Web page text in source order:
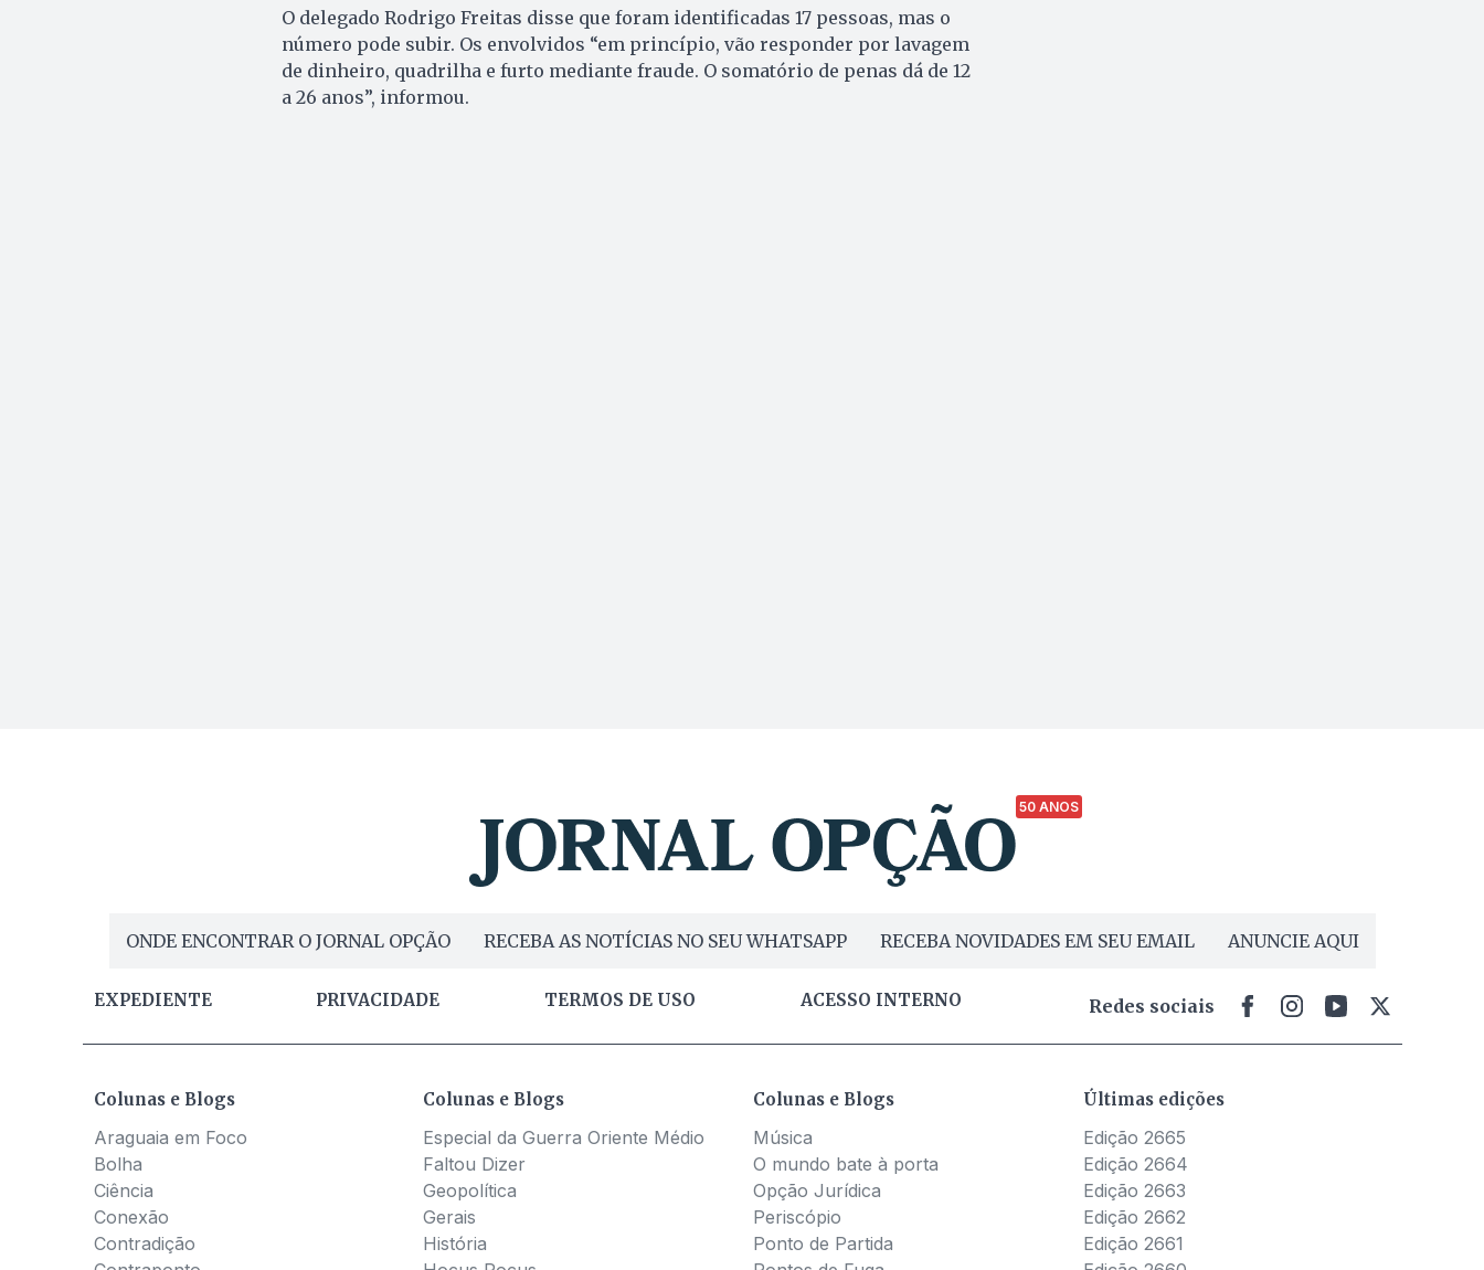
O delegado Rodrigo Freitas disse que foram identificadas 17 pessoas, mas o
número pode subir. Os envolvidos “em princípio, vão responder por lavagem
de dinheiro, quadrilha e furto mediante fraude. O somatório de penas dá de 12
a 26 anos”, informou.
50 ANOS
ONDE ENCONTRAR O JORNAL OPÇÃO RECEBA AS NOTÍCIAS NO SEU WHATSAPP RECEBA NOVIDADES EM SEU EMAIL ANUNCIE AQUI
EXPEDIENTE PRIVACIDADE TERMOS DE USO ACESSO INTERNO Redes sociais
Colunas e Blogs
Araguaia em Foco
Bolha
Ciência
Conexão
Contradição
Colunas e Blogs
Especial da Guerra Oriente Médio
Faltou Dizer
Geopolítica
Gerais
História
Colunas e Blogs
Música
O mundo bate à porta
Opção Jurídica
Periscópio
Ponto de Partida
Últimas edições
Edição 2665
Edição 2664
Edição 2663
Edição 2662
Edição 2661